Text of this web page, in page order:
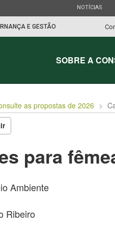
ESTADO
NOTÍCIAS
E GESTÃO
SOBRE A
as propostas de 2026
para
Ambiente
Ribeiro